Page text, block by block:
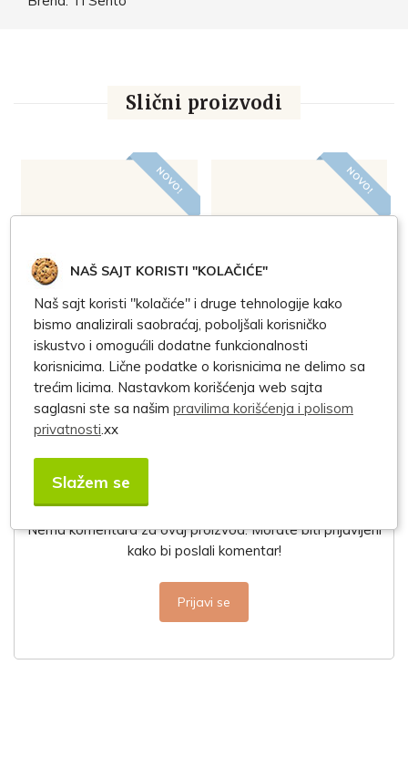
Slični proizvodi
NOVO!
Ti sento prsten 12382zy
8.125,00 RSD
NOVO!
Ti sento prsten 12003zy
27.375,00 RSD
Nema komentara za ovaj proizvod. Morate biti prijavljeni
kako bi poslali komentar!
Prijavi se
NAŠ SAJT KORISTI "KOLAČIĆE"
Naš sajt koristi "kolačiće" i druge tehnologije kako
bismo analizirali saobraćaj, poboljšali korisničko
iskustvo i omogućili dodatne funkcionalnosti
korisnicima. Lične podatke o korisnicima ne delimo sa
trećim licima. Nastavkom korišćenja web sajta
saglasni ste sa našimpravilima korišćenja i polisom
privatnosti .xx
Slažem se